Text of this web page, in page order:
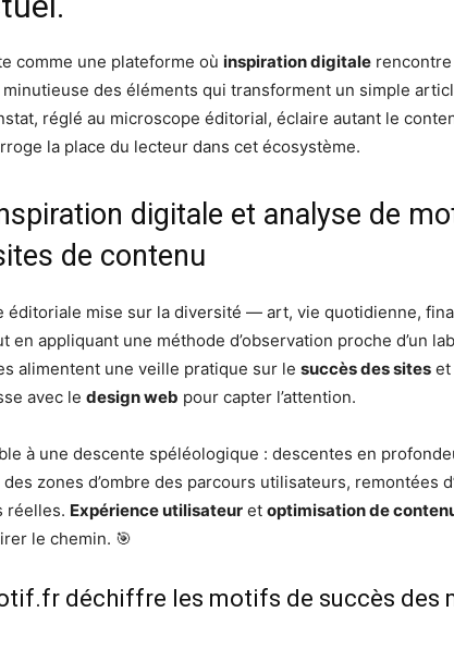
comme une plateforme où inspiration digitale
minutieuse des éléments qui transforment un simple
réglé au microscope éditorial, éclaire autant le
la place du lecteur dans cet écosystème.
digitale et analyse de
de contenu
éditoriale mise sur la diversité — art, vie quotidienne,
appliquant une méthode d’observation proche d’un
alimentent une veille pratique sur le succès des sites et
avec le design web pour capter l’attention.
à une descente spéléologique : descentes en
zones d’ombre des parcours utilisateurs, remontées
réelles. Expérience utilisateur et optimisation de
le chemin. 🎯
déchiffre les motifs de succès des